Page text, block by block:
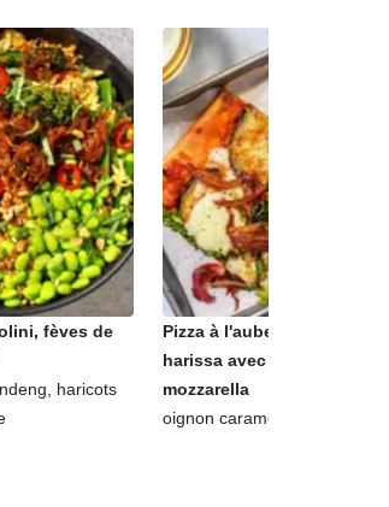
fèves de
haricots
Pizza à l'aubergine laquée
harissa avec chou frisé &
mozzarella
oignon caramélisé et ras el